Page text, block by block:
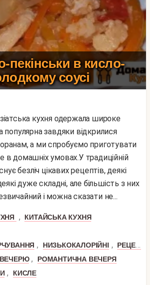
пекінськи в кисло-
соусі
популярна завдяки відкрилися
а ми спробуємо приготувати
домашніх умовах.У традиційній
безліч цікавих рецептів, деякі
дуже складні, але більшість з них
і можна сказати не...
,
КИТАЙСЬКА КУХНЯ
, НИЗЬКОКАЛОРІЙНІ ,
РЕЦЕПТИ ДЛЯ СХУДНЕННЯ
,
РОМАНТИЧНА ВЕЧЕРЯ
, КИСЛЕ